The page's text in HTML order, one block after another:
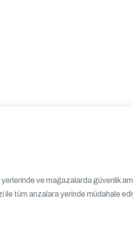
ve mağazalarda güvenlik
tüm arızalara yerinde müdahale